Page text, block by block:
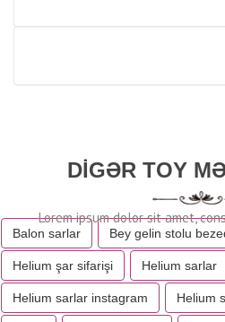
DIGƏR TOY
Balon sarlar Bey gelin stolu
Helium şar sifarişi Helium sarlar
Helium sarlar instagram Helium